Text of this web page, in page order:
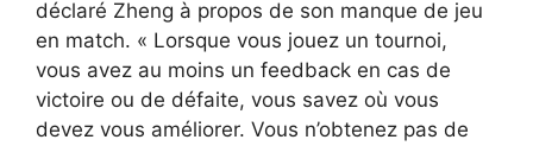
déclaré Zheng à propos de son manque de jeu
en match. « Lorsque vous jouez un tournoi,
vous avez au moins un feedback en cas de
victoire ou de défaite, vous savez où vous
devez vous améliorer. Vous n’obtenez pas de